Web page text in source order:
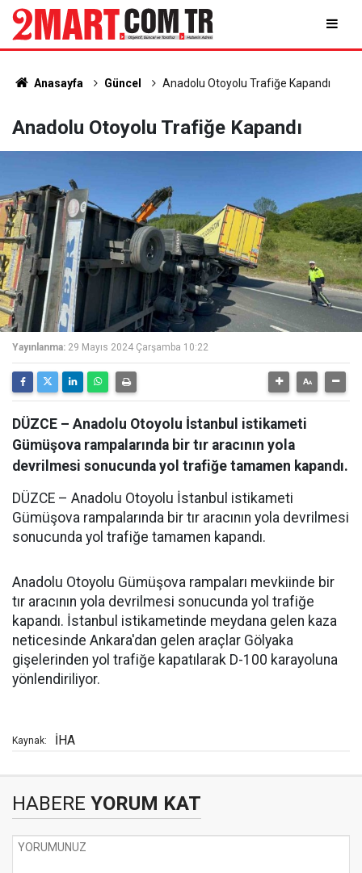
Anasayfa Güncel Anadolu Otoyolu Trafiğe Kapandı
Anadolu Otoyolu Trafiğe Kapandı
Yayınlanma: 29 Mayıs 2024 Çarşamba 10:22
DÜZCE – Anadolu Otoyolu İstanbul istikameti
Gümüşova rampalarında bir tır aracının yola
devrilmesi sonucunda yol trafiğe tamamen kapandı.
DÜZCE – Anadolu Otoyolu İstanbul istikameti
Gümüşova rampalarında bir tır aracının yola devrilmesi
sonucunda yol trafiğe tamamen kapandı.
Anadolu Otoyolu Gümüşova rampaları mevkiinde bir
tır aracının yola devrilmesi sonucunda yol trafiğe
kapandı. İstanbul istikametinde meydana gelen kaza
neticesinde Ankara'dan gelen araçlar Gölyaka
gişelerinden yol trafiğe kapatılarak D-100 karayoluna
yönlendiriliyor.
Kaynak: İHA
HABERE YORUM KAT